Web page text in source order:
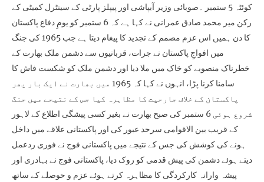
کوئٹہ 5 ستمبر ۔صوبائی وزیر آبپاشی اور پیپلز پارٹی کے سینٹرل کمیٹی کے
رکن میر محمد صادق عمرانی نے کہا ہے کہ 6 ستمبر کو یومِ دفاع پاکستان
کا دن ہمیں اس عزم مصمم کے تجدید کا پیغام دیتا ہے جب 1965 کی جنگ
میں افواجِ پاکستان نے جرات، قربانیوں سے دشمن ملک بھارت کے
خطرناک منصوبے کو خاک میں ملا دیا اور دشمن ملک کو شکست فاش کا
سامنا کرنا پڑا، انہوں نے کہا کہ 1965 میں بھارت نے ایک بار پھر
پاکستان کے خلاف جارحیت کا مظاہرہ کیا جس کے نتیجے میں جنگ
شروع ہوئی 6 ستمبر کی صبح بھارت نے بغیر کسی پیشگی اطلاع کے لاہور
کے قریب بین الاقوامی سرحد عبور کی اور پاکستانی علاقے میں داخل
ہونے کی کوشش کی جس کے نتیجے میں پاکستانی فوج نے فوری ردعمل
دیتے ہوئے دشمن کی پیش قدمی کو روک دیا، پاکستانی فوج نے بہادری اور
پیشہ وارانہ کارکردگی کا مظاہرہ کرتے ہوئے عزم و حوصلے کے ساتھ